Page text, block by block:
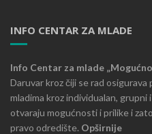
INFO CENTAR ZA MLADE
Info Centar za mlade
Daruvar kroz čiji se rad
mladima kroz individualan,
otvaraju mogućnosti i prilike i
pravo odredište. Opširnije